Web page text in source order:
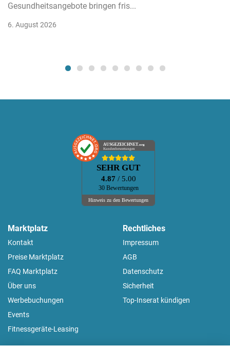
Gesundheitsangebote bringen fris...
6. August 2026
AUSGEZEICHNET.org
Kundenbewertungen
SEHR GUT
4.87 / 5.00
30 Bewertungen
Hinweis zu den Bewertungen
Marktplatz
Kontakt
Preise Marktplatz
FAQ Marktplatz
Über uns
Werbebuchungen
Events
Fitnessgeräte-Leasing
Rechtliches
Impressum
AGB
Datenschutz
Sicherheit
Top-Inserat kündigen